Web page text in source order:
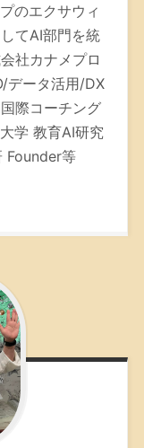
のエクサウィ
てAI部門を統
社カナメプロ
データ活用/DX
国際コーチング
学 教育AI研究
Founder等